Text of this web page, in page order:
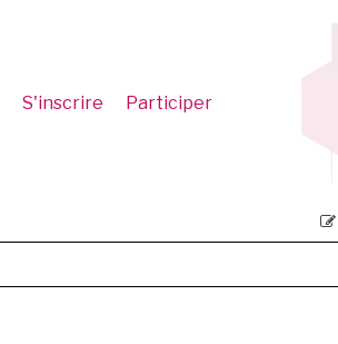
S'inscrire Participer